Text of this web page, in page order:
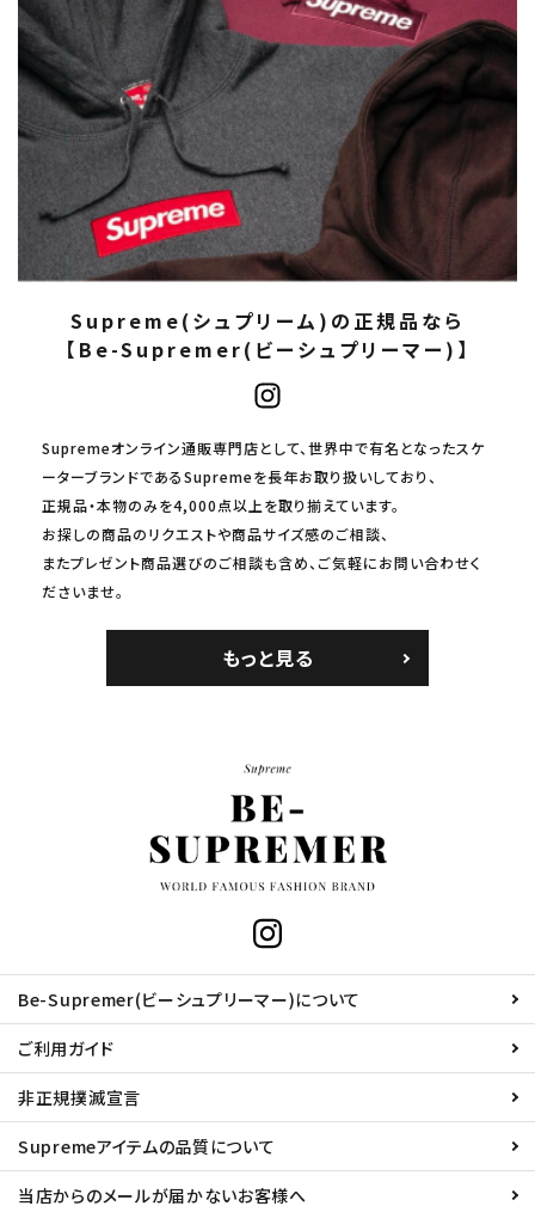
Supreme(シュプリーム)の正規品なら
【Be-Supremer(ビーシュプリーマー)】
Supremeオンライン通販専門店として、世界中で有名となったスケ
ーターブランドであるSupremeを長年お取り扱いしており、
正規品・本物のみを4,000点以上を取り揃えています。
お探しの商品のリクエストや商品サイズ感のご相談、
またプレゼント商品選びのご相談も含め、ご気軽にお問い合わせく
ださいませ。
もっと見る
Be-Supremer(ビーシュプリーマー)について
ご利用ガイド
非正規撲滅宣言
Supremeアイテムの品質について
当店からのメールが届かないお客様へ